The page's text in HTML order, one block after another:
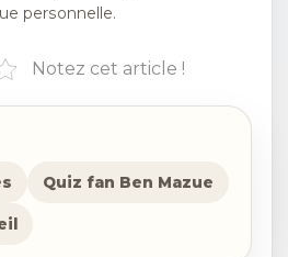
personnelle.
Notez cet article !
Quiz fan Ben Mazue